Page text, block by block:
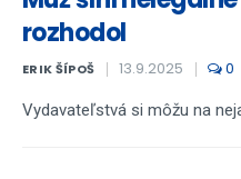
rozhodol
ERIK ŠÍPOŠ 13.9.2025 0
Vydavateľstvá si môžu na